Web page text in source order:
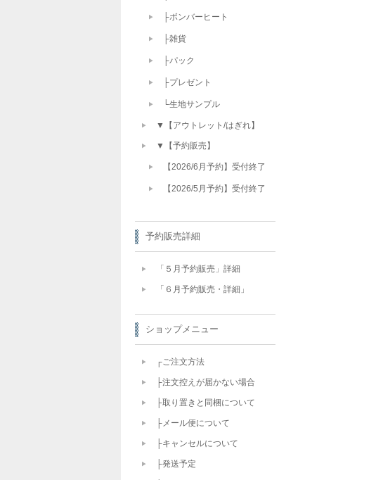
├ボンバーヒート
├雑貨
├パック
├プレゼント
└生地サンプル
▼【アウトレット/はぎれ】
▼【予約販売】
【2026/6月予約】受付終了
【2026/5月予約】受付終了
予約販売詳細
「５月予約販売」詳細
「６月予約販売・詳細」
ショップメニュー
┌ご注文方法
├注文控えが届かない場合
├取り置きと同梱について
├メール便について
├キャンセルについて
├発送予定